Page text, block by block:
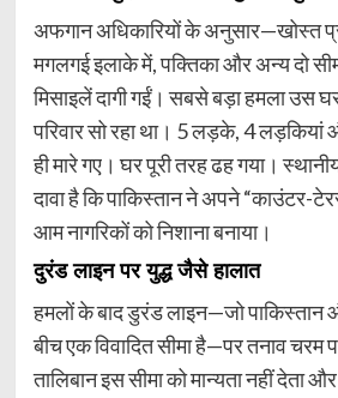
अफगान अधिकारियों के अनुसार—खोस्त
मगलगई इलाके में, पक्तिका और अन्य दो
मिसाइलें दागी गईं। सबसे बड़ा हमला उस
परिवार सो रहा था। 5 लड़के, 4 लड़कियां
ही मारे गए। घर पूरी तरह ढह गया।
दावा है कि पाकिस्तान ने अपने “काउंटर-
आम नागरिकों को निशाना बनाया।
दुरंड लाइन पर युद्ध जैसे हालात
हमलों के बाद डुरंड लाइन—जो पाकिस्तान
बीच एक विवादित सीमा है—पर तनाव चरम
तालिबान इस सीमा को मान्यता नहीं देता